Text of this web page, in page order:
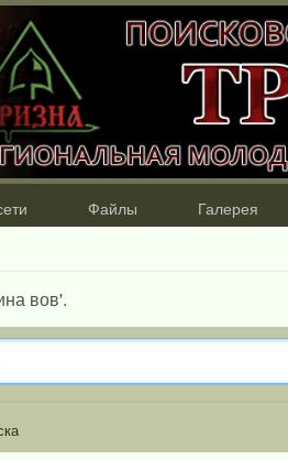
Файлы Галерея
вов'.